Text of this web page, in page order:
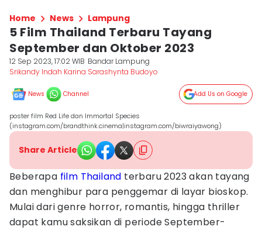
Home News Lampung
5 Film Thailand Terbaru Tayang
September dan Oktober 2023
12 Sep 2023, 17:02 WIB Bandar Lampung
Srikandy Indah Karina Sarashynta Budoyo
News Channel Add Us on Google
poster film Red Life dan Immortal Species
(instagram.com/brandthink.cinema|instagram.com/biwraiyawong)
Share Article
Beberapa film Thailand terbaru 2023 akan tayang
dan menghibur para penggemar di layar bioskop.
Mulai dari genre horror, romantis, hingga thriller
dapat kamu saksikan di periode September-